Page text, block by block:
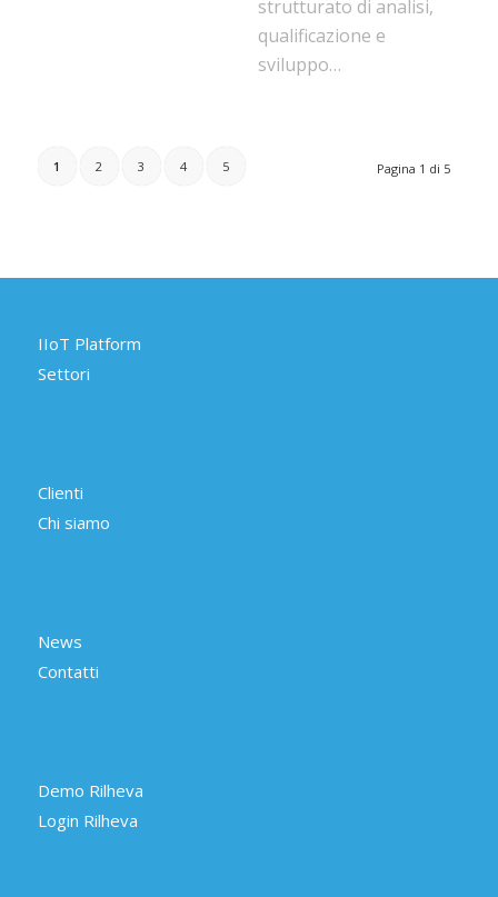
strutturato di analisi,
qualificazione e
sviluppo…
Pagina 1 di 5
1 2 3 4 5
IIoT Platform
Settori
Clienti
Chi siamo
News
Contatti
Demo Rilheva
Login Rilheva